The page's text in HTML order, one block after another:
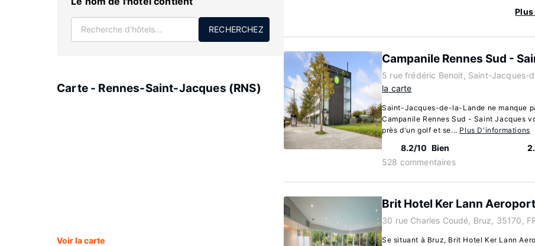
RECHERCHEZ
Carte - Rennes-Saint-Jacques (RNS)
Voir la carte
Campanile Rennes Sud -
5 rue frédéric Benoit, Saint-Jacques-
la carte
Saint-Jacques-de-la-Lande ne manque
Campanile Rennes Sud - Saint Jacques
près d'un golf et se... Plus D'informations
8.2/10 Bien
528 commentaires
Brit Hotel Ker Lann
30 rue Charles Coudé, Bruz, 35170,
Se situant à Bruz, Brit Hotel Ker Lann